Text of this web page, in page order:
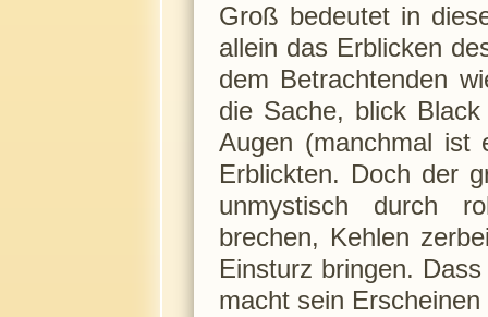
Groß bedeutet in
allein das Erblicken
dem Betrachtenden
die Sache, blick
Augen (manchmal
Erblickten. Doch der
unmystisch durch
brechen, Kehlen
Einsturz bringen.
macht sein